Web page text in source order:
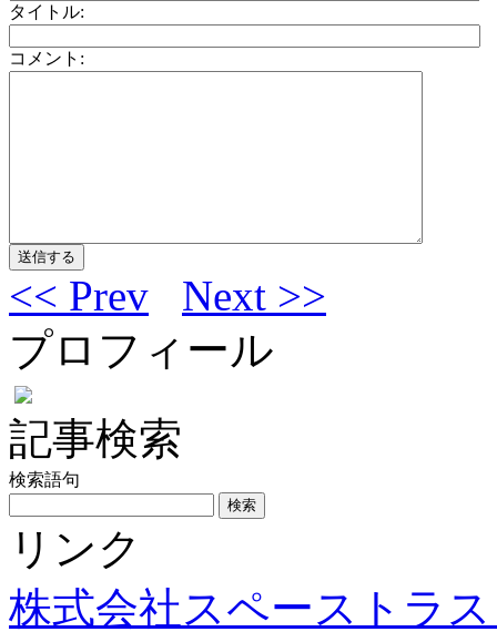
タイトル:
コメント:
<< Prev
Next >>
プロフィール
記事検索
検索語句
リンク
株式会社スペーストラ